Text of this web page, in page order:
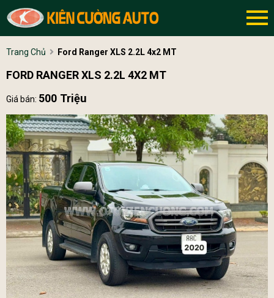
Trang Chủ Ford Ranger XLS 2.2L 4x2 MT
FORD RANGER XLS 2.2L 4X2 MT
Giá bán: 500 Triệu